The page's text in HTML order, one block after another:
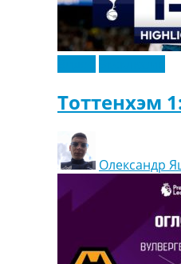
Тоттенхэм
Олександр